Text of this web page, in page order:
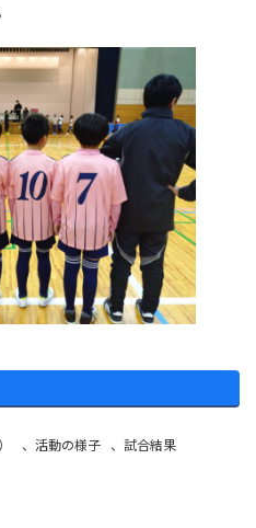
、 活動の様子 、試合結果